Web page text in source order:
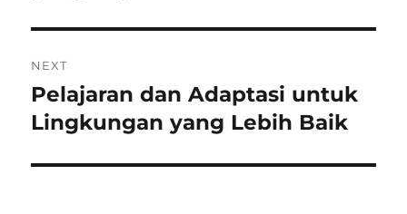
NEXT
Next
post:
Pelajaran dan Adaptasi untuk
Lingkungan yang Lebih Baik